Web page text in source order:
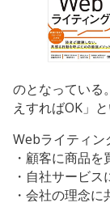
のとなっている
えすればOK」
Webライティン
・顧客に商品を
・自社サービ
・会社の理念に